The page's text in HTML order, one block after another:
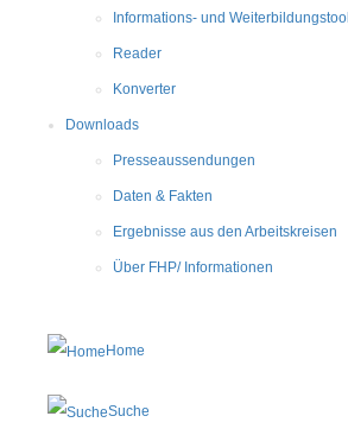
Informations- und Weiterbildungstool
Reader
Konverter
Downloads
Presseaussendungen
Daten & Fakten
Ergebnisse aus den Arbeitskreisen
Über FHP/ Informationen
Home
Suche